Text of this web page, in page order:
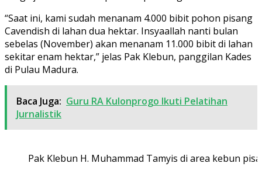
“Saat ini, kami sudah menanam 4.000 bibit pohon pisang
Cavendish di lahan dua hektar. Insyaallah nanti bulan
sebelas (November) akan menanam 11.000 bibit di lahan
sekitar enam hektar,” jelas Pak Klebun, panggilan Kades
di Pulau Madura.
Baca Juga: Guru RA Kulonprogo Ikuti Pelatihan
Jurnalistik
Pak Klebun H. Muhammad Tamyis di area kebun